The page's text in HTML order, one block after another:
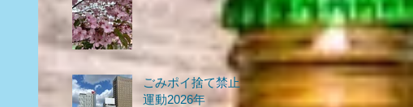
ごみポイ捨て禁止
運動2026年